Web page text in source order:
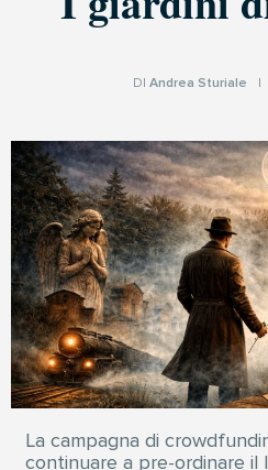
DI Andrea Sturiale
La campagna di
continuare a pre-ordinare il